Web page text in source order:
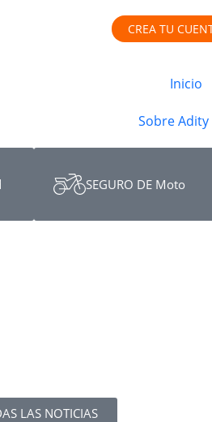
CREA TU
Inicio
Sobre Adity
SEGURO DE Moto
LAS NOTICIAS